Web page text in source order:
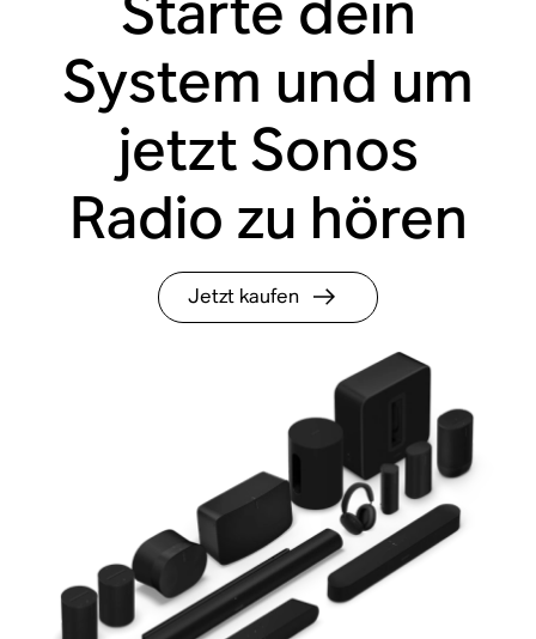
System und um
jetzt Sonos
Radio zu hören
Jetzt kaufen